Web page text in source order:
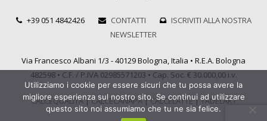
+39 051 4842426 CONTATTI
ISCRIVITI ALLA NOSTRA
NEWSLETTER
Via Francesco Albani 1/3 - 40129 Bologna, Italia • R.E.A. Bologna
482598 • C.F. / P.IVA 02985571203 • Cap. Soc. € 30.000,00 i.v.
CALCEQUALITÀ|CALCECANAPA|CALCELATTE|TADELAKT
Utilizziamo i cookie per essere sicuri che tu possa avere la
migliore esperienza sul nostro sito. Se continui ad utilizzare
questo sito noi assumiamo che tu ne sia felice.